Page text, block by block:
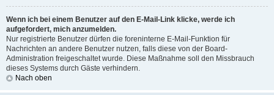
Wenn ich bei einem Benutzer auf den E-Mail-Link klicke, werde ich
aufgefordert, mich anzumelden.
Nur registrierte Benutzer dürfen die foreninterne E-Mail-Funktion für
Nachrichten an andere Benutzer nutzen, falls diese von der Board-
Administration freigeschaltet wurde. Diese Maßnahme soll den Missbrauch
dieses Systems durch Gäste verhindern.
Nach oben